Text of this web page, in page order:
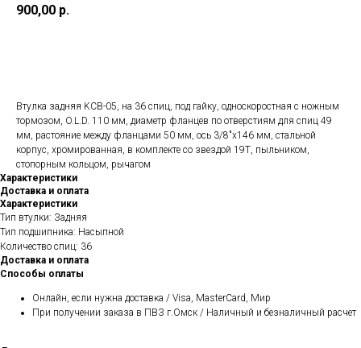
900,00 р.
Втулка задняя KCB-05, на 36 спиц, под гайку, односкоростная с ножным
тормозом, O.L.D. 110 мм, диаметр фланцев по отверстиям для спиц 49
мм, растояние между фланцами 50 мм, ось 3/8"х146 мм, стальной
корпус, хромированная, в комплекте со звездой 19Т, пыльником,
стопорным кольцом, рычагом
Характеристики
Доставка и оплата
Характеристики
Тип втулки: Задняя
Тип подшипника: Насыпной
Количество спиц: 36
Доставка и оплата
Способы оплаты
Онлайн, если нужна доставка / Visa, MasterCard, Мир
При получении заказа в ПВЗ г.Омск / Наличный и безналичный расчет